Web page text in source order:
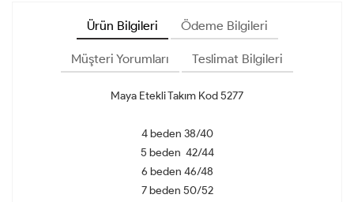
Ürün Bilgileri Ödeme Bilgileri
Müşteri Yorumları Teslimat Bilgileri
Maya Etekli Takım Kod 5277
4 beden 38/40
5 beden 42/44
6 beden 46/48
7 beden 50/52